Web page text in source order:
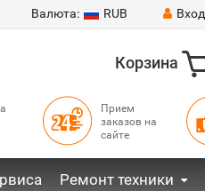
Валюта: RUB Вход
Корзина
Прием
заказов на
сайте
Ремонт техники